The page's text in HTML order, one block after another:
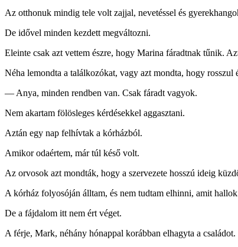
Az otthonuk mindig tele volt zajjal, nevetéssel és
De idővel minden kezdett megváltozni.
Eleinte csak azt vettem észre, hogy Marina fáradtnak tűnik.
Néha lemondta a találkozókat, vagy azt mondta, hogy
— Anya, minden rendben van. Csak fáradt vagyok.
Nem akartam fölösleges kérdésekkel aggasztani.
Aztán egy nap felhívtak a kórházból.
Amikor odaértem, már túl késő volt.
Az orvosok azt mondták, hogy a szervezete hosszú ideig
A kórház folyosóján álltam, és nem tudtam elhinni, amit
De a fájdalom itt nem ért véget.
A férje, Mark, néhány hónappal korábban elhagyta a